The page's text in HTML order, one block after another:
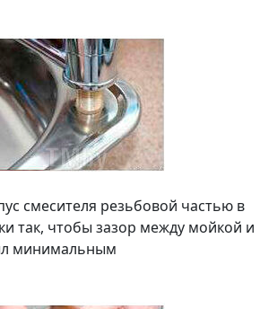
смесителя резьбовой частью в
так, чтобы зазор между мойкой и
минимальным